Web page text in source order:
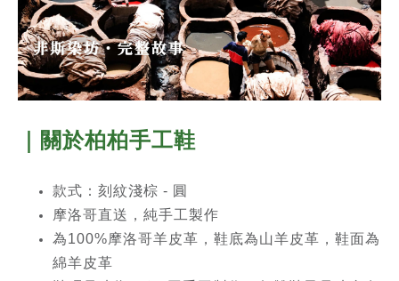
｜關於柏柏手工鞋
款式：刻紋淺棕 - 圓
摩洛哥直送，純手工製作
為100%摩洛哥羊皮革，鞋底為山羊皮革，鞋面為
綿羊皮革